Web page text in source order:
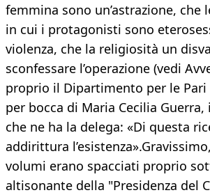
femmina sono un’astrazione, che
in cui i protagonisti sono
violenza, che la religiosità un
sconfessare l’operazione (vedi
proprio il Dipartimento per le
per bocca di Maria Cecilia
che ne ha la delega: «Di questa
addirittura
volumi erano spacciati proprio
altisonante della "Presidenza del